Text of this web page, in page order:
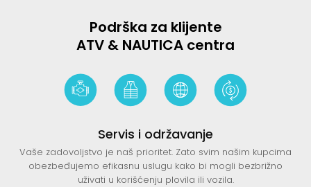
Podrška za klijente
ATV & NAUTICA centra
Servis i održavanje
Vaše zadovoljstvo je naš prioritet. Zato svim našim kupcima
obezbeđujemo efikasnu uslugu kako bi mogli bezbrižno
uživati u korišćenju plovila ili vozila.